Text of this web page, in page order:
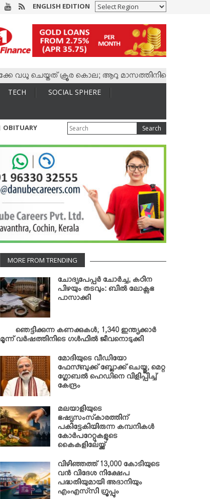
ENGLISH EDITION
വധു ചെയ്തത് ക്രൂര കൊല; ആറു മാസത്തിനിടെ കാമുകനുമായി
TECH
SOCIAL SPHERE
OBITUARY Search
MORE FROM TRENDING
ചോദ്യപേപ്പര്‍ ചോര്‍ച്ച; കഠിന
പിഴയും തടവും: ബില്‍ ലോക്സഭ
പാസാക്കി
ഞെട്ടിക്കുന്ന കണക്കുകള്‍; 1,340 ഇന്ത്യക്കാര്‍
മൂന്ന് വര്‍ഷത്തിനിടെ ഗള്‍ഫില്‍ ജീവനൊടുക്കി
മോദിയുടെ വീഡിയോ
ഫേസ്ബുക്ക് ബ്ലോക്ക് ചെയ്തു; മെറ്റ
ഗ്ലോബല്‍ ഹെഡിനെ വിളിപ്പിച്ച്
കേന്ദ്രം
മലയാളിയുടെ
ഭഷ്യസംസ്‌കാരത്തിന്
പകിട്ടേകിയിരുന്ന കമ്പനികള്‍
കോര്‍പറേറ്റുകളുടെ
കൈകളിലേയ്ക്ക്
വിഴിഞ്ഞത്ത് 13,000 കോടിയുടെ
വന്‍ വിദേശ നിക്ഷേപ
പദ്ധതിയുമായി അദാനിയും
എംഎസ്‌സി ഗ്രൂപ്പും